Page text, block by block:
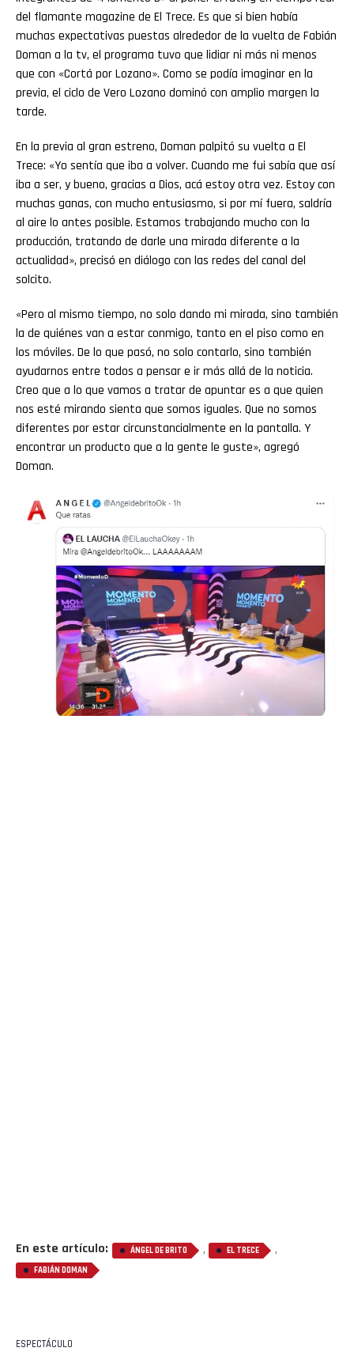
del flamante magazine de El Trece. Es que si bien había
muchas expectativas puestas alrededor de la vuelta de Fabián
Doman a la tv, el programa tuvo que lidiar ni más ni menos
que con «Cortá por Lozano». Como se podía imaginar en la
previa, el ciclo de Vero Lozano dominó con amplio margen la
tarde.
En la previa al gran estreno, Doman palpitó su vuelta a El
Trece: «Yo sentía que iba a volver. Cuando me fui sabía que así
iba a ser, y bueno, gracias a Dios, acá estoy otra vez. Estoy con
muchas ganas, con mucho entusiasmo, si por mí fuera, saldría
al aire lo antes posible. Estamos trabajando mucho con la
producción, tratando de darle una mirada diferente a la
actualidad», precisó en diálogo con las redes del canal del
solcito.
«Pero al mismo tiempo, no solo dando mi mirada, sino también
la de quiénes van a estar conmigo, tanto en el piso como en
los móviles. De lo que pasó, no solo contarlo, sino también
ayudarnos entre todos a pensar e ir más allá de la noticia.
Creo que a lo que vamos a tratar de apuntar es a que quien
nos esté mirando sienta que somos iguales. Que no somos
diferentes por estar circunstancialmente en la pantalla. Y
encontrar un producto que a la gente le guste», agregó
Doman.
En este artículo: ÁNGEL DE BRITO , EL TRECE ,
FABIÁN DOMAN
ESPECTÁCULO